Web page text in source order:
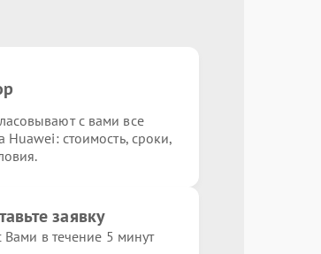
с вами все
Huawei: стоимость, сроки,
заявку
Вами в течение 5 минут